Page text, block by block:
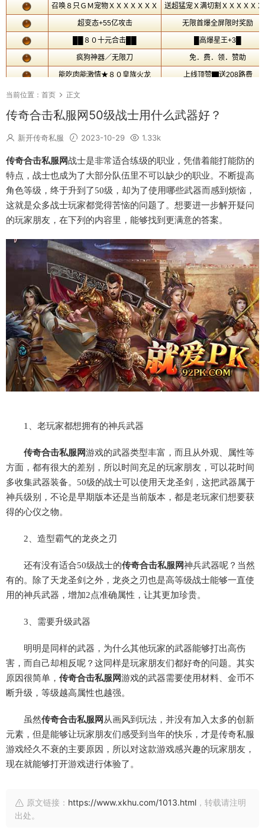
当前位置： 首页 正文
传奇合击私服网50级战士用什么武器好？
新开传奇私服 2023-10-29 1.33k
传奇合击私服网战士是非常适合练级的职业，凭借着能打能防的
特点，战士也成为了大部分队伍里不可以缺少的职业。不断提高
角色等级，终于升到了50级，却为了使用哪些武器而感到烦恼，
这就是众多战士玩家都觉得苦恼的问题了。想要进一步解开疑问
的玩家朋友，在下列的内容里，能够找到更满意的答案。
1、老玩家都想拥有的神兵武器
传奇合击私服网游戏的武器类型丰富，而且从外观、属性等
方面，都有很大的差别，所以时间充足的玩家朋友，可以花时间
多收集武器装备。 50级的战士可以使用天龙圣剑，这把武器属于
神兵级别，不论是早期版本还是当前版本，都是老玩家们想要获
得的心仪之物。
2、造型霸气的龙炎之刃
还有没有适合50级战士的传奇合击私服网神兵武器呢？当然
有的。除了天龙圣剑之外，龙炎之刃也是高等级战士能够一直使
用的神兵武器，增加2点准确属性，让其更加珍贵。
3、需要升级武器
明明是同样的武器，为什么其他玩家的武器能够打出高伤
害，而自己却相反呢？这同样是玩家朋友们都好奇的问题。其实
原因很简单， 传奇合击私服网游戏的武器需要使用材料、金币不
断升级，等级越高属性也越强。
虽然传奇合击私服网 从画风到玩法，并没有加入太多的创新
元素，但是能够让玩家朋友们感受到当年的快乐，才是传奇私服
游戏经久不衰的主要原因，所以对这款游戏感兴趣的玩家朋友，
现在就能够打开游戏进行体验了。
原文链接： https://www.xkhu.com/1013.html ，转载请注明
出处。